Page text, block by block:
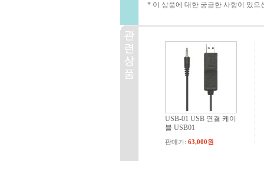
* 이 상품에 대한 궁금한 사항이 있
USB-01 USB 연결 케이
블 USB01
판매가: 63,000원